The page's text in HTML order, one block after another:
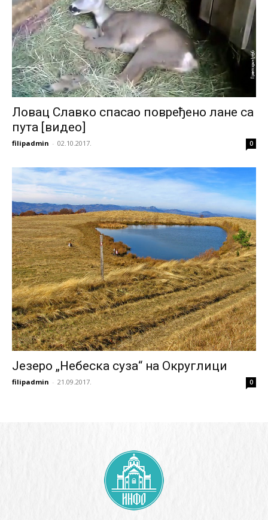
Ловац Славко спасао повређено лане са
пута [видео]
filipadmin - 02.10.2017. 0
Језеро „Небеска суза“ на Округлици
filipadmin - 21.09.2017. 0